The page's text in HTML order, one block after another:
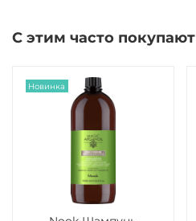
С этим часто покупают
Новинка